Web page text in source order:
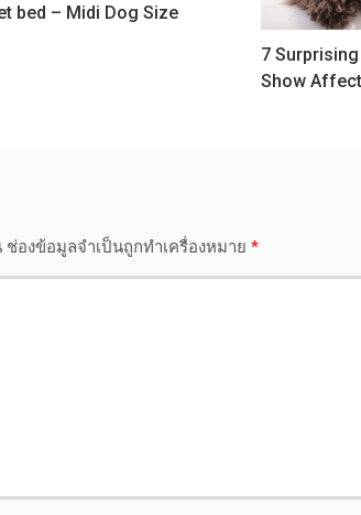
bed – Midi Dog Size
7
Show
ช่องข้อมูลจำเป็นถูกทำเครื่องหมาย *